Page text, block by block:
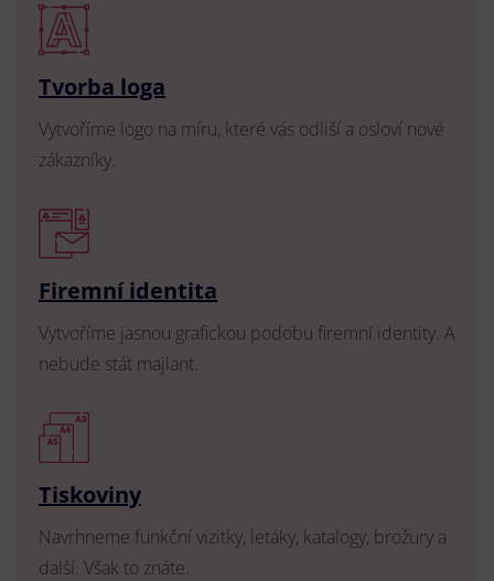
Tvorba loga
Vytvoříme logo na míru, které vás odliší a osloví nové
zákazníky.
Firemní identita
Vytvoříme jasnou grafickou podobu firemní identity. A
nebude stát majlant.
Tiskoviny
Navrhneme funkční vizitky, letáky, katalogy, brožury a
další. Však to znáte.